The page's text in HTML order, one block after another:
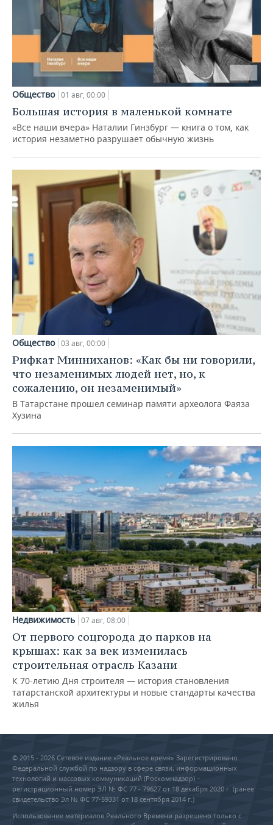
Общество 01 авг, 00:00
Большая история в маленькой комнате
«Все наши вчера» Наталии Гинзбург — книга о том, как
история незаметно разрушает обычную жизнь
Общество 03 авг, 00:00
Рифкат Минниханов: «Как бы ни говорили,
что незаменимых людей нет, но, к
сожалению, он незаменимый»
В Татарстане прошел семинар памяти археолога Фаяза
Хузина
Недвижимость 07 авг, 08:00
От первого соцгорода до парков на
крышах: как за век изменилась
строительная отрасль Казани
К 70-летию Дня строителя — история становления
татарстанской архитектуры и новые стандарты качества
жилья
© 2015 - 2026 Сетевое издание «Реальное время» Зарегистрировано
Федеральной службой по надзору в сфере связи, информационных
технологий и массовых коммуникаций (Роскомнадзор) –
регистрационный номер ЭЛ № ФС 77 - 79627 от 18 декабря 2020 г. (ранее
свидетельство Эл № ФС 77-59331 от 18 сентября 2014 г.)
Использование материалов Реального Времени разрешено только с